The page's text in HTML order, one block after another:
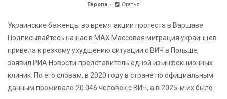
Европа Статья
Украинские беженцы во время акции протеста в Варшаве
Подписывайтесь на нас в MAX Массовая миграция украинцев
привела к резкому ухудшению ситуации с ВИЧ в Польше,
заявил РИА Новости представитель одной из инфекционных
клиник. По его словам, в 2020 году в стране по официальным
данным проживало 20 046 человек с ВИЧ, а в 2025-м их было